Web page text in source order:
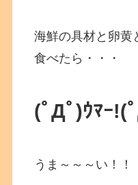
海鮮の具材と卵黄
食べたら・・・
(ﾟДﾟ)ｳﾏｰ!(
うま～～～い！！